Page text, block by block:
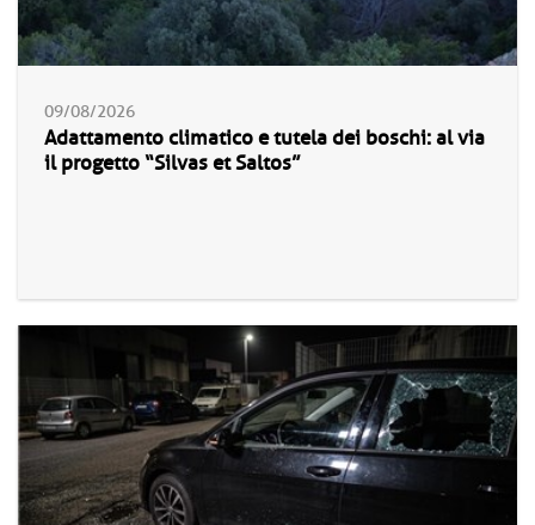
09/08/2026
Adattamento climatico e tutela dei boschi: al via
il progetto “Silvas et Saltos”